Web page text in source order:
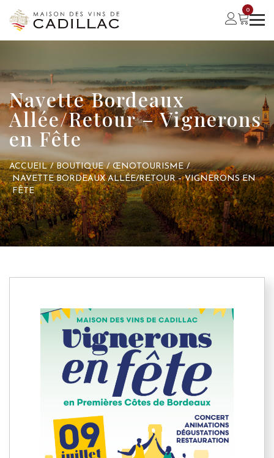
0
Navette Bordeaux
Allée/Retour – Vignerons
en Fête
ACCUEIL / BOUTIQUE / ŒNOTOURISME /
NAVETTE BORDEAUX ALLÉE/RETOUR – VIGNERONS EN
FÊTE